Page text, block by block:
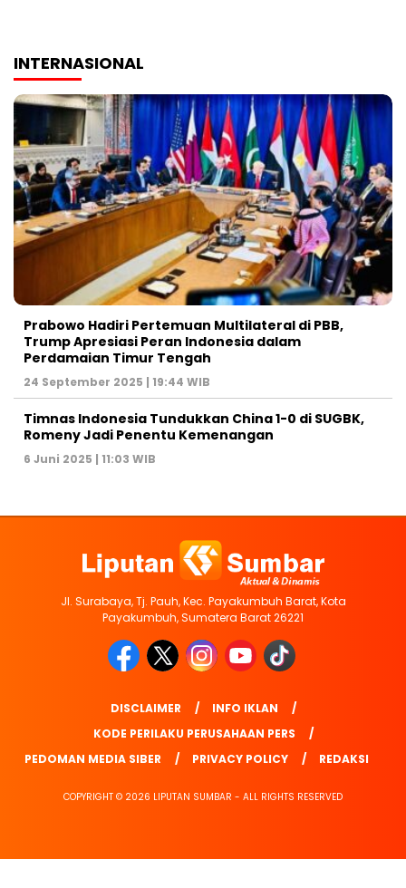
INTERNASIONAL
Prabowo Hadiri Pertemuan Multilateral di PBB,
Trump Apresiasi Peran Indonesia dalam
Perdamaian Timur Tengah
24 September 2025 | 19:44 WIB
Timnas Indonesia Tundukkan China 1-0 di SUGBK,
Romeny Jadi Penentu Kemenangan
6 Juni 2025 | 11:03 WIB
Jl. Surabaya, Tj. Pauh, Kec. Payakumbuh Barat, Kota
Payakumbuh, Sumatera Barat 26221
DISCLAIMER
INFO IKLAN
KODE PERILAKU PERUSAHAAN PERS
PEDOMAN MEDIA SIBER
PRIVACY POLICY REDAKSI
COPYRIGHT © 2026 LIPUTAN SUMBAR - ALL RIGHTS RESERVED